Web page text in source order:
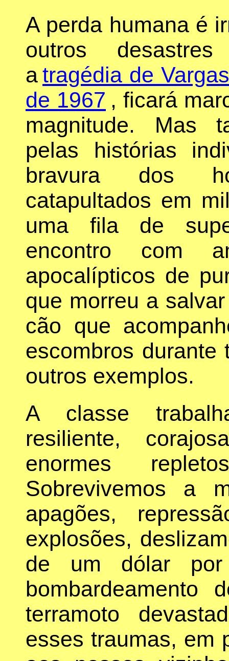
A perda humana é
outros
atragédia de Vargas
de 1967 , ficará
magnitude. Mas
pelas histórias
bravura dos
catapultados em
uma fila de
encontro com
apocalípticos de
que morreu a
cão que
escombros
outros exemplos.
A classe
resiliente,
enormes
Sobrevivemos a
apagões,
explosões,
de um dólar por
terramoto
esses traumas, em